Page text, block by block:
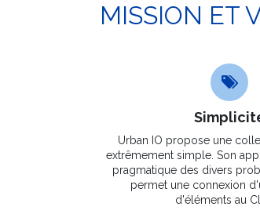
MISSION ET
Urban IO propose une
extrêmement simple. Son
pragmatique des divers
permet une connexion
d'éléments au